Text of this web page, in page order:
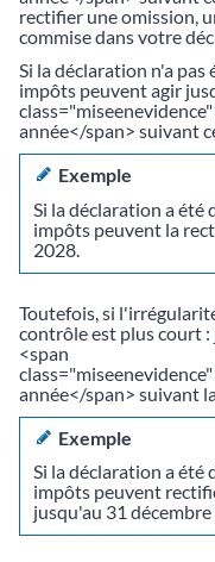
rectifier une omission,
commise dans votre
Si la déclaration n'a pas
impôts peuvent agir
année</span> suivant
Exemple
Si la déclaration a été
impôts peuvent la
2028.
Toutefois, si
contrôle est plus court :
<span
année</span> suivant
Exemple
Si la déclaration a été
impôts peuvent
jusqu'au 31